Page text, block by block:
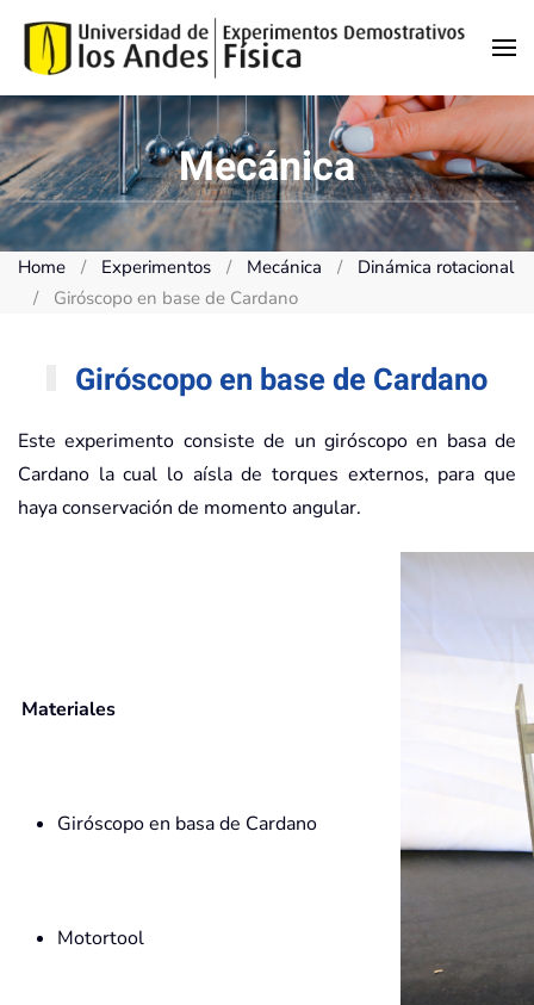
Skip to main content
Mecánica
Home Experimentos Mecánica
Dinámica rotacional
Giróscopo en base de Cardano
Giróscopo en base de Cardano
Este experimento consiste de un giróscopo en basa de
Cardano la cual lo aísla de torques externos, para que
haya conservación de momento angular.
Materiales
Giróscopo en basa de Cardano
Motortool